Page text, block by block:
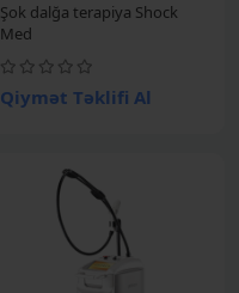
Şok dalğa terapiya Shock
Med
Qiymət Təklifi Al